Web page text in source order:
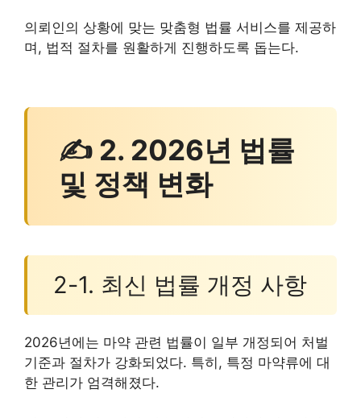
의뢰인의 상황에 맞는 맞춤형 법률 서비스를 제공하
며, 법적 절차를 원활하게 진행하도록 돕는다.
✍ 2. 2026년 법률
및 정책 변화
2-1. 최신 법률 개정 사항
2026년에는 마약 관련 법률이 일부 개정되어 처벌
기준과 절차가 강화되었다. 특히, 특정 마약류에 대
한 관리가 엄격해졌다.